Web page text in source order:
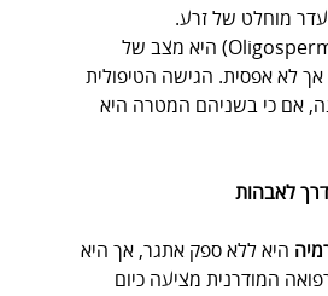
מוחלט של זרע.
(Oligospermia) היא מצב של
אך לא אפסית. הגישה הטיפולית
אם כי בשניהם המטרה היא
לאבהות
היא ללא ספק אתגר, אך היא
המודרנית מציעה כיום